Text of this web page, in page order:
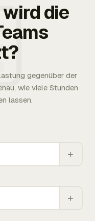
die
gegenüber der
wie viele Stunden
lassen.
+
+